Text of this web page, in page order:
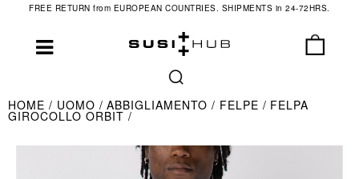
FREE RETURN from EUROPEAN COUNTRIES. SHIPMENTS in 24-72HRS.
HOME UOMO ABBIGLIAMENTO FELPE FELPA
GIROCOLLO ORBIT